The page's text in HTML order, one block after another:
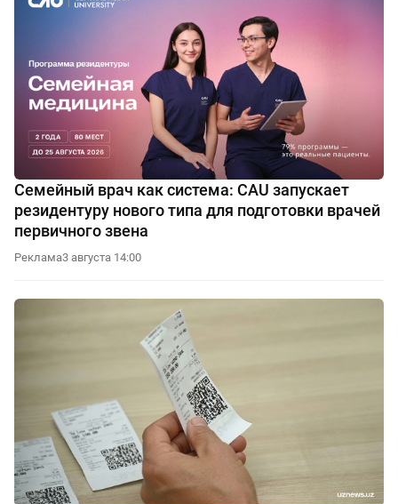
Семейный врач как система: CAU запускает
резидентуру нового типа для подготовки врачей
первичного звена
Реклама3 августа 14:00